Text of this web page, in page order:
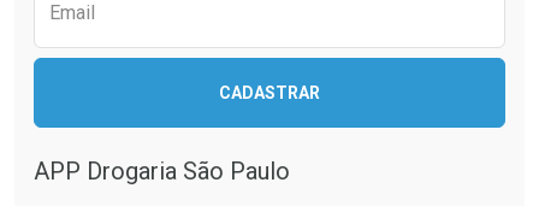
Comprar sem Desconto
Por R$ 29,99/cada
Por R$ 29,99/cada
Por R$ 29,99/cada
Email
CADASTRAR
APP Drogaria São Paulo